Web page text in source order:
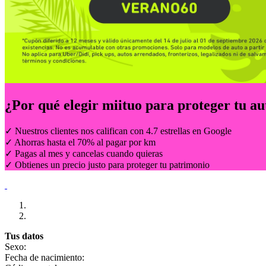
¿Por qué elegir miituo para proteger tu
✓ Nuestros clientes nos califican con 4.7 estrellas en Google
✓ Ahorras hasta el 70% al pagar por km
✓ Pagas al mes y cancelas cuando quieras
✓ Obtienes un precio justo para proteger tu patrimonio
Tus datos
Sexo:
Fecha de nacimiento: